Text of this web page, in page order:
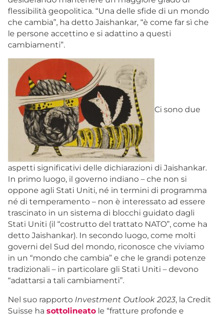
flessibilità geopolitica. “Una delle sfide di un mondo
che cambia”, ha detto Jaishankar, “è come far sì che
le persone accettino e si adattino a questi
cambiamenti”.
Ci sono due
aspetti significativi delle dichiarazioni di Jaishankar.
In primo luogo, il governo indiano – che non si
oppone agli Stati Uniti, né in termini di programma
né di temperamento – non è interessato ad essere
trascinato in un sistema di blocchi guidato dagli
Stati Uniti (il “costrutto del trattato NATO”, come ha
detto Jaishankar). In secondo luogo, come molti
governi del Sud del mondo, riconosce che viviamo
in un “mondo che cambia” e che le grandi potenze
tradizionali – in particolare gli Stati Uniti – devono
“adattarsi a tali cambiamenti”.
Nel suo rapporto Investment Outlook 2023, la Credit
Suisse ha sottolineato le “fratture profonde e